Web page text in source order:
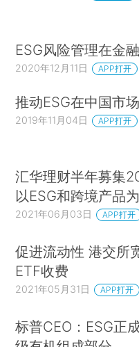
ESG风险管理在金
2020年12月11日 APP打开
推动ESG在中国市
2019年11月04日 APP打开
汇华理财半年募集
以ESG和跨境产品
2021年06月03日 APP打开
促进流动性 港交所
ETF收费
2021年05月31日 APP打开
标普CEO：ESG正